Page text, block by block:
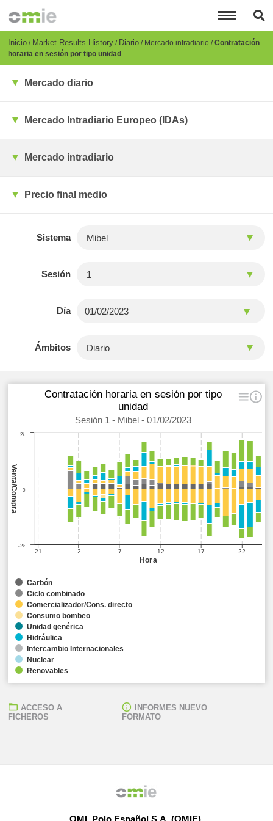
principal
Breadcrumb
Inicio Market Results History Diario Mercado intradiario Contratación
horaria en sesión por tipo unidad
Mercado diario
Mercado Intradiario Europeo (IDAs)
Mercado intradiario
Precio final medio
Sistema
Sesión
Día
Ámbitos
Hora
Venta/Compra
Contratación horaria en sesión por tipo
unidad
Sesión 1 - Mibel - 01/02/2023
21 2 7 12 17 22
-2k
0
2k
Carbón
Ciclo combinado
Comercializador/Cons. directo
Consumo bombeo
Unidad genérica
Hidráulica
Intercambio Internacionales
Nuclear
Renovables
ACCESO A
FICHEROS
INFORMES NUEVO
FORMATO
OMI, Polo Español S.A. (OMIE)